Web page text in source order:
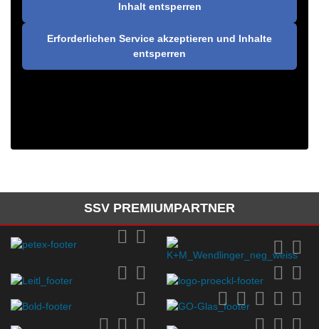
Inhalt entsperren
Erforderlichen Service akzeptieren und Inhalte
entsperren
SSV PREMIUMPARTNER